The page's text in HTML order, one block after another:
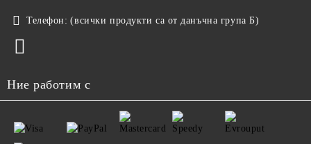
Телефон: (всички продукти са от данъчна група Б)
Ние работим с